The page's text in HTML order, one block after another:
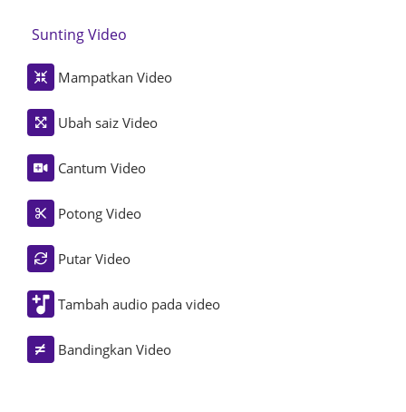
Sunting Video
Mampatkan Video
Ubah saiz Video
Cantum Video
Potong Video
Putar Video
Tambah audio pada video
Bandingkan Video